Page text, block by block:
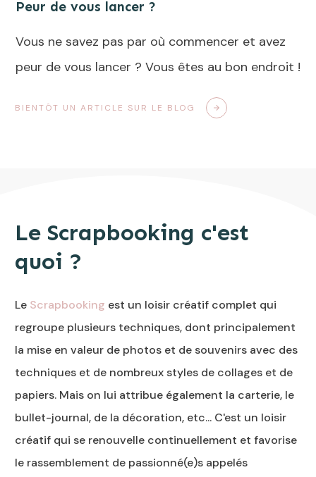
Peur de vous lancer ?
Vous ne savez pas par où commencer et avez
peur de vous lancer ? Vous êtes au bon endroit !
BIENTÔT UN ARTICLE SUR LE BLOG
Le Scrapbooking c'est
quoi ?
Le Scrapbooking est un loisir créatif complet qui
regroupe plusieurs techniques, dont principalement
la mise en valeur de photos et de souvenirs avec des
techniques et de nombreux styles de collages et de
papiers. Mais on lui attribue également la carterie, le
bullet-journal, de la décoration, etc... C'est un loisir
créatif qui se renouvelle continuellement et favorise
le rassemblement de passionné(e)s appelés